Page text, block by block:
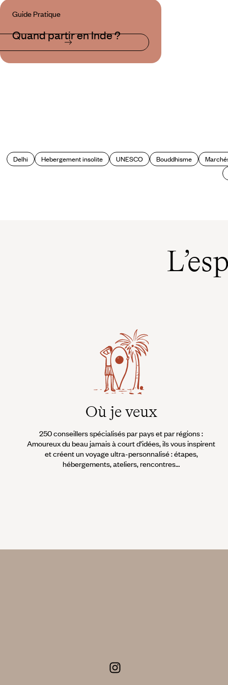
Guide Pratique
Quand partir en Inde ?
Delhi Hebergement insolite UNESCO Bouddhisme
Où je veux
250 conseillers spécialisés par pays et par régions :
Amoureux du beau jamais à court d’idées, ils vous inspirent
et créent un voyage ultra-personnalisé : étapes,
hébergements, ateliers, rencontres…